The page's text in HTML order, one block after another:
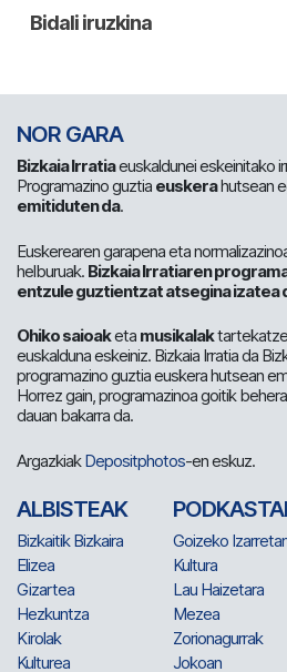
NOR GARA
Bizkaia Irratiaeuskaldunei eskeinitako
Programazino guztia euskerahutsean
emitiduten da.
Euskerearen garapena eta
helburuak. Bizkaia Irratiaren
entzule guztientzat atsegina izatea
Ohiko saioaketa musikalak
euskalduna eskeiniz. Bizkaia Irratia da
programazino guztia euskera hutsean
Horrez gain, programazinoa goitik
dauan bakarra da.
ArgazkiakDepositphotos-en eskuz.
ALBISTEAK
Bizkaitik Bizkaira
Elizea
Gizartea
Hezkuntza
Kirolak
Kulturea
Goizeko
Kultura
Lau Haizetara
Mezea
Zorionagurrak
Jokoan